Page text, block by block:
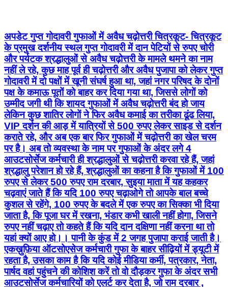
अपडेट गुप्त गोदावरी गुफाओं में अवैध चढ़ोत्तरी चित्रकूट- चित्रकूट
के प्रमुख दर्शनीय स्थल गुप्त गोदावरी में दान पेटियों से रुपए चोरी
और पर्यटक श्रद्धालुओं से अवैध चढ़ोत्तरी के मामले थमने का नाम
नहीं ले रहे, कुछ माह पूर्व ही चढ़ोत्तरी और अवैध पुजापा को लेकर गुप्त
गोदावरी में दो पक्षों में खूनी संघर्ष हुआ था, जहां नगर परिषद के दोनों
पक्ष के कमाऊ पूतों को बाहर कर दिया गया था, जिससे लोगों को
उम्मीद जगी थी कि शायद गुफाओं में अवैध चढ़ोत्तरी बंद हो जाय
लेकिन कुछ शातिर लोगों ने फिर अवैध कमाई का तरीका ढूंढ लिया,
VIP दर्शन की आड़ में यात्रियों से 500 रुपए लेकर साइड से दर्शन
कराते रहे, और अब एक बार फिर गुफाओं में चढ़ोत्तरी का खेल चरम
पर है। अब तो व्यवस्था के नाम पर गुफाओं के अंदर लगे 4
आउटसोर्सेज कर्मचारी ही श्रद्धालुओं से चढ़ोत्तरी करवा रहे हैं, जहां
श्रद्धालु परेशान हो रहे हैं, श्रद्धालुओं का कहना है कि गुफाओं में 100
रुपए से लेकर 500 रुपए राम दरबार, सुइया माता में यह कहकर
चढ़वाएं जाते हैं कि यदि 100 रुपए चढ़ाओगे तो आपके बाल बच्चे
कुशल से रहेंगे, 100 रुपए के बदले में एक रुपए का सिक्का भी दिया
जाता है, कि पूजा घर में रखना, भंडार कभी खाली नहीं होगा, जिसने
रुपए नहीं चढ़ाए तो कहते हैं कि यदि दान दक्षिणा नहीं करना था तो
यहां क्यों आए हो।। पानी के कुंड में 2 जगह पुजापा कराई जाती है।
एकख़ुफ़िया ऑटसोएसेज कर्मचारी गुफा के बाहर सीढ़ियों में ड्यूटी में
रहता है, उसका काम है कि यदि कोई मीडिया कर्मी, पत्रकार, नेता,
पार्षद वहां पहुंचने की कोशिश करें तो वो दौड़कर गुफा के अंदर सभी
आउटसोर्सेज कर्मचारियों को एलर्ट कर देता है, जो राम दरबार ,